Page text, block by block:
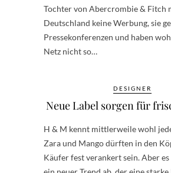
Tochter von Abercrombie & Fitch
Deutschland keine Werbung, sie
Pressekonferenzen und haben
Netz nicht so…
DESIGNER
Neue Label sorgen für
H & M kennt mittlerweile wohl
Zara und Mango dürften in den
Käufer fest verankert sein. Aber